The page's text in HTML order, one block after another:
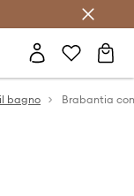
bagno